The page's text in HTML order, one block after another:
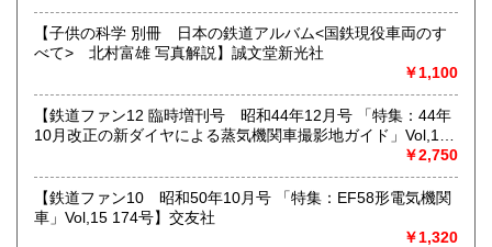
取り扱い分野
近代文献、趣味、サブカルチャー、古書一般（その他）
【子供の科学 別冊 日本の鉄道アルバム<国鉄現役車両のす
べて> 北村富雄 写真解説】誠文堂新光社
￥1,100
【鉄道ファン12 臨時増刊号 昭和44年12月号 「特集：44年
10月改正の新ダイヤによる蒸気機関車撮影地ガイド」Vol,19
￥2,750
【鉄道ファン10 昭和50年10月号 「特集：EF58形電気機関
車」Vol,15 174号】交友社
￥1,320